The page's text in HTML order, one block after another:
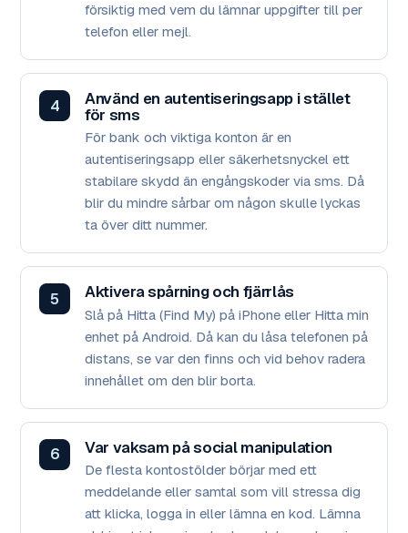
försiktig med vem du lämnar uppgifter till per
telefon eller mejl.
Använd en autentiseringsapp i stället
för sms
För bank och viktiga konton är en
autentiseringsapp eller säkerhetsnyckel ett
stabilare skydd än engångskoder via sms. Då
blir du mindre sårbar om någon skulle lyckas
ta över ditt nummer.
Aktivera spårning och fjärrlås
Slå på Hitta (Find My) på iPhone eller Hitta min
enhet på Android. Då kan du låsa telefonen på
distans, se var den finns och vid behov radera
innehållet om den blir borta.
Var vaksam på social manipulation
De flesta kontostölder börjar med ett
meddelande eller samtal som vill stressa dig
att klicka, logga in eller lämna en kod. Lämna